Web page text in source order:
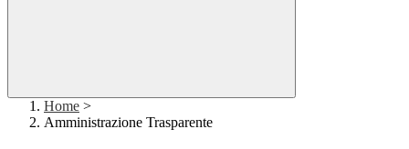
Home >
Amministrazione Trasparente